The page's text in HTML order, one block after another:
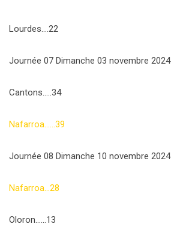
Lourdes….22
Journée 07 Dimanche 03 novembre 2024
Cantons…..34
Nafarroa……39
Journée 08 Dimanche 10 novembre 2024
Nafarroa…28
Oloron……13